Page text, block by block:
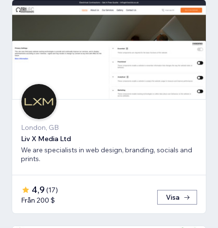
London, GB
Liv X Media Ltd
We are specialists in web design, branding, socials and
prints.
4,9 (17)
Från 200 $
Visa